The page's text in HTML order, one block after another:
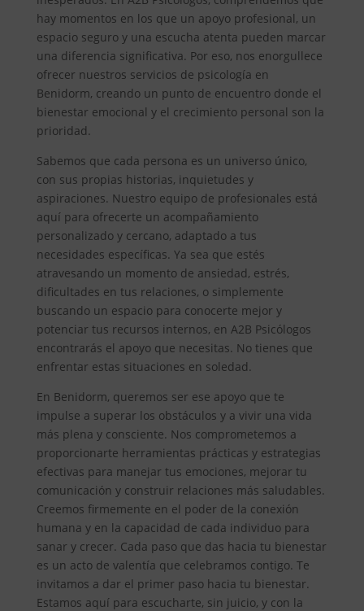
hay momentos en los que un apoyo profesional, un
espacio seguro y una escucha atenta pueden marcar
una diferencia significativa. Por eso, nos enorgullece
ofrecer nuestros servicios de psicología en
Benidorm, creando un punto de encuentro donde el
bienestar emocional y el crecimiento personal son la
prioridad.
Sabemos que cada persona es un universo único,
con sus propias historias, inquietudes y
aspiraciones. Nuestro equipo de profesionales está
aquí para ofrecerte un acompañamiento
personalizado y cercano, adaptado a tus
necesidades específicas. Ya sea que estés
atravesando un momento de ansiedad, estrés,
dificultades en tus relaciones, o simplemente
buscando un espacio para conocerte mejor y
potenciar tus recursos internos, en A2B Psicólogos
encontrarás el apoyo que necesitas. No tienes que
enfrentar estas situaciones en soledad.
En Benidorm, queremos ser ese apoyo que te
impulse a superar los obstáculos y a vivir una vida
más plena y consciente. Nos comprometemos a
proporcionarte herramientas prácticas y estrategias
efectivas para manejar tus emociones, mejorar tu
comunicación y construir relaciones más saludables.
Creemos firmemente en el poder de la conexión
humana y en la capacidad de cada individuo para
sanar y crecer. Cada paso que das hacia tu bienestar
es un acto de valentía que celebramos contigo. Te
invitamos a dar el primer paso hacia tu bienestar.
Estamos aquí para escucharte, sin juicio, y con la